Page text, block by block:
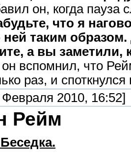
он, когда
что я
ней таким
а вы заметили,
вспомнил, что
раз, и
Февраля 2010, 16:52]
Рейм